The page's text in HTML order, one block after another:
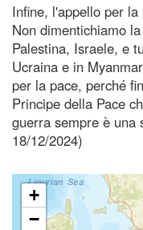
Infine, l'appello per
Non dimentichiamo
Palestina, Israele, e
Ucraina e in
per la pace, perché
Principe della Pace
guerra sempre è una
18/12/2024)
+
−